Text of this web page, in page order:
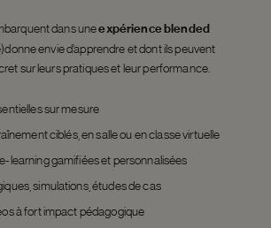
dans uneexpérience blended
envie d’apprendre et dont ils peuvent
sur leurs pratiques et leur performance.
sur mesure
ciblés, en salle ou en classe virtuelle
learning gamifiées et personnalisées
simulations, études de cas
à fort impact pédagogique